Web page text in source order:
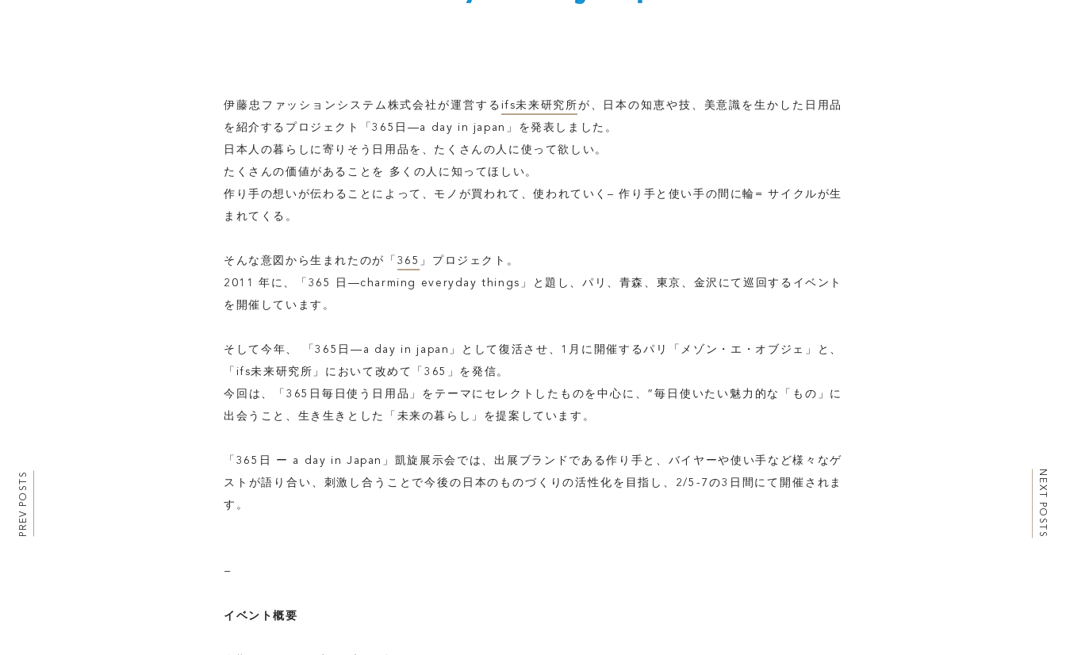
TOP
ABOUT
INSIDE KATALOKooo http://katalok.ooo
PREV POSTS NEXT POSTS
伊藤忠ファッションシステム株式会社が運営する ifs未来研究所が、日本の知恵や技、美意識を生かした日用品
を紹介するプロジェクト「365日―a day in japan」を発表しました。
日本人の暮らしに寄りそう日用品を、たくさんの人に使って欲しい。
たくさんの価値があることを 多くの人に知ってほしい。
作り手の想いが伝わることによって、モノが買われて、使われていく– 作り手と使い手の間に輪= サイクルが生
まれてくる。
そんな意図から生まれたのが「 365 」プロジェクト。
2011 年に、「365 日―charming everyday things」と題し、パリ、青森、東京、金沢にて巡回するイベント
を開催しています。
そして今年、 「365日―a day in japan」として復活させ、1月に開催するパリ「メゾン・エ・オブジェ」と、
「ifs未来研究所」において改めて「365」を発信。
今回は、「365日毎日使う日用品」をテーマにセレクトしたものを中心に、”毎日使いたい魅力的な「もの」に
出会うこと、生き生きとした「未来の暮らし」を提案しています。
「365日 ー a day in Japan」凱旋展示会では、 出展ブランドである作り手と、バイヤーや使い手など様々なゲ
ストが語り合い、刺激し合うことで今後の日本のものづくりの活性化を目指し、2/5-7の3日間にて開催されま
す。
−
イベント概要